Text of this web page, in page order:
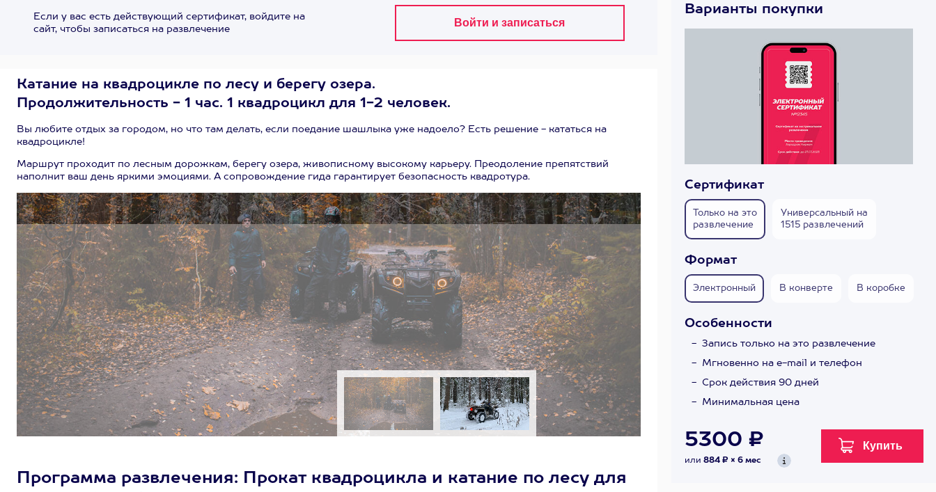
Если у вас есть действующий сертификат, войдите на
сайт, чтобы записаться на развлечение
Катание на квадроцикле по лесу и берегу озера.
Продолжительность - 1 час. 1 квадроцикл для 1-2 человек.
Вы любите отдых за городом, но что там делать, если поедание шашлыка уже надоело? Есть решение - кататься на
квадроцикле!
Маршрут проходит по лесным дорожкам, берегу озера, живописному высокому карьеру. Преодоление препятствий
наполнит ваш день яркими эмоциями. А сопровождение гида гарантирует безопасность квадротура.
Программа развлечения: Прокат квадроцикла и катание по лесу для
Варианты покупки
Сертификат
Только на это
развлечение
Универсальный на
1515 развлечений
Формат
Электронный В конверте В коробке
Особенности
Запись только на это развлечение
Мгновенно на e-mail и телефон
Срок действия 90 дней
Минимальная цена
5300 ₽
или 884 ₽ × 6 мес